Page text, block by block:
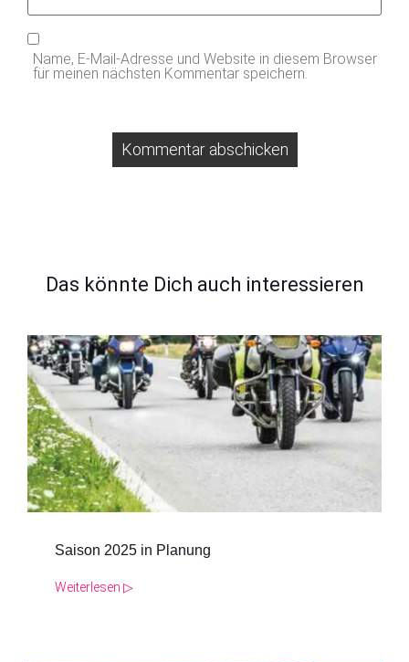
Name, E-Mail-Adresse und Website in diesem Browser
für meinen nächsten Kommentar speichern.
Das könnte Dich auch interessieren
Saison 2025 in Planung
Weiterlesen ▷